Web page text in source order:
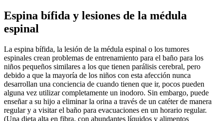
Espina bífida y lesiones de la médula
espinal
La espina bífida, la lesión de la médula espinal o los tumores
espinales crean problemas de entrenamiento para el baño para los
niños pequeños similares a los que tienen parálisis cerebral, pero
debido a que la mayoría de los niños con esta afección nunca
desarrollan una conciencia de cuando tienen que ir, pocos pueden
alguna vez utilizar completamente un inodoro. Sin embargo, puede
enseñar a su hijo a eliminar la orina a través de un catéter de manera
regular y a visitar el baño para evacuaciones en un horario regular.
(Una dieta alta en fibra, con abundantes líquidos y alimentos